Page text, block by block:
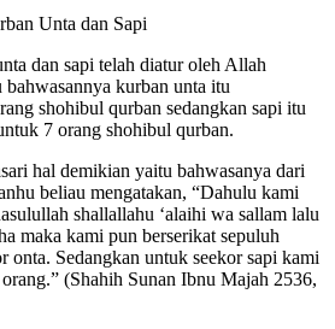
Unta dan Sapi
dan sapi telah diatur oleh Allah
bahwasannya kurban unta itu
shohibul qurban sedangkan sapi itu
7 orang shohibul qurban.
hal demikian yaitu bahwasanya dari
beliau mengatakan, “Dahulu kami
shallallahu ‘alaihi wa sallam lalu
maka kami pun berserikat sepuluh
onta. Sedangkan untuk seekor sapi kami
(Shahih Sunan Ibnu Majah 2536,